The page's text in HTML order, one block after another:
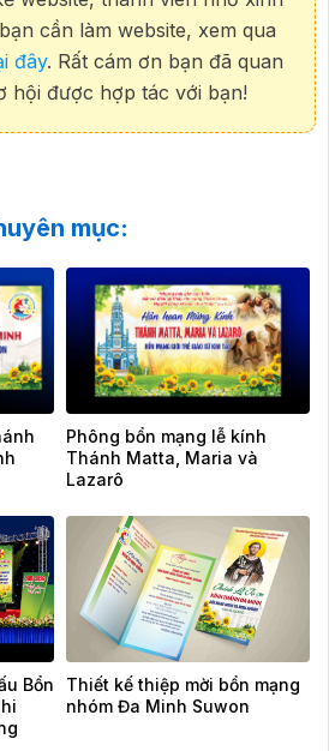
cần làm website, xem qua
đây. Rất cám ơn bạn đã quan
hội được hợp tác với bạn!
mục:
Phông bổn mạng lễ kính
Thánh Matta, Maria và
Lazarô
Bổn
Thiết kế thiệp mời bổn mạng
nhóm Đa Minh Suwon